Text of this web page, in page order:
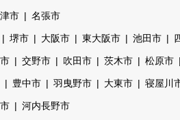
津市 名張市
堺市 大阪市 東大阪市 池田市
交野市 吹田市 茨木市 松原市
豊中市 羽曳野市 大東市 寝屋川
河内長野市